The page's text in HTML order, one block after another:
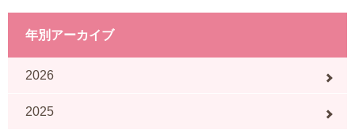
年別アーカイブ
2026
2025